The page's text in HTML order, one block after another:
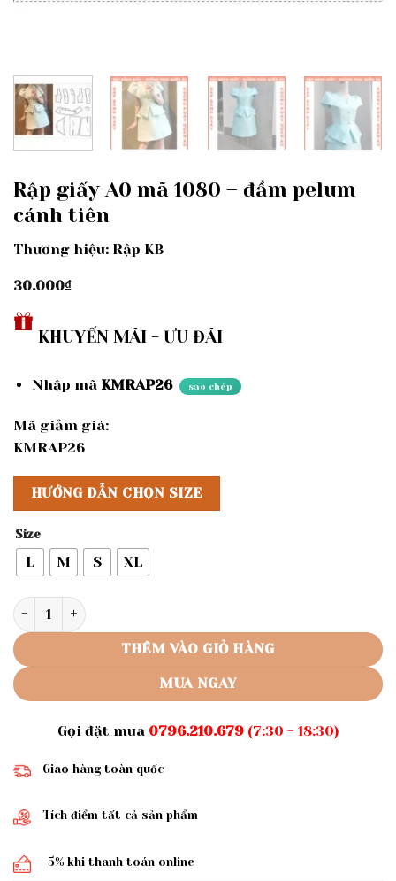
Rập giấy A0 mã 1080 – đầm pelum
cánh tiên
Thương hiệu: Rập KB
30.000₫
KHUYẾN MÃI - ƯU ĐÃI
Nhập mã KMRAP26 sao chép
Mã giảm giá:
KMRAP26
HƯỚNG DẪN CHỌN SIZE
Size
L M S XL
Rập giấy A0 mã 1080 - đầm pelum cánh tiên số lượng
THÊM VÀO GIỎ HÀNG
MUA NGAY
Gọi đặt mua 0796.210.679(7:30 - 18:30)
Giao hàng toàn quốc
Tích điểm tất cả sản phẩm
-5% khi thanh toán online